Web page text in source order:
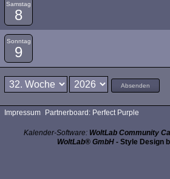
Samstag
8
Sonntag
9
Absenden
Impressum Partnerboard: Perfect Purple
Kalender-Software: WoltLab Community
WoltLab® GmbH